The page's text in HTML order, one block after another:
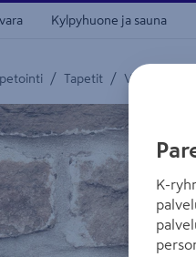
Kylpyhuone ja sauna
/ Tapetit / Vinyylitapetit
löytyy Tuotteen kuvaus
K-